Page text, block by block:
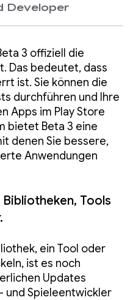
Developer
3 offiziell die
Das bedeutet, dass
ist. Sie können die
durchführen und Ihre
Apps im Play Store
bietet Beta 3 eine
denen Sie bessere,
Anwendungen
Tools
ein Tool oder
ist es noch
Updates
und Spieleentwickler